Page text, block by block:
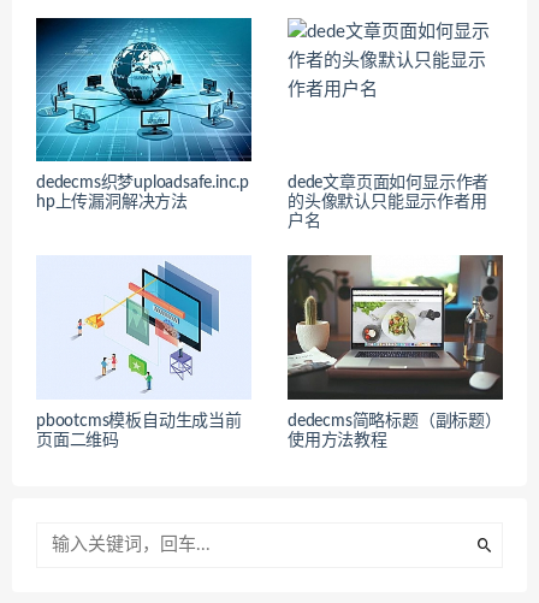
dedecms织梦uploadsafe.inc.p
hp上传漏洞解决方法
dede文章页面如何显示作者
的头像默认只能显示作者用
户名
pbootcms模板自动生成当前
页面二维码
dedecms简略标题（副标题）
使用方法教程